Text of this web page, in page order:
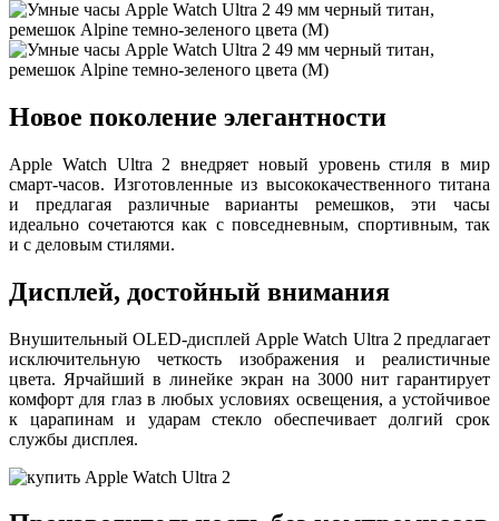
Новое поколение элегантности
Apple Watch Ultra 2 внедряет новый уровень стиля в мир
смарт-часов. Изготовленные из высококачественного титана
и предлагая различные варианты ремешков, эти часы
идеально сочетаются как с повседневным, спортивным, так
и с деловым стилями.
Дисплей, достойный внимания
Внушительный OLED-дисплей Apple Watch Ultra 2 предлагает
исключительную четкость изображения и реалистичные
цвета. Ярчайший в линейке экран на 3000 нит гарантирует
комфорт для глаз в любых условиях освещения, а устойчивое
к царапинам и ударам стекло обеспечивает долгий срок
службы дисплея.